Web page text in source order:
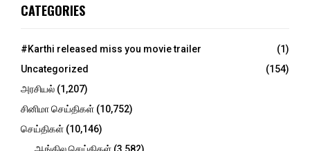
h
o
:
CATEGORIES
#Karthi released miss you movie trailer
(1)
Uncategorized
(154)
அரசியல் (1,207)
சினிமா செய்திகள் (10,752)
செய்திகள் (10,146)